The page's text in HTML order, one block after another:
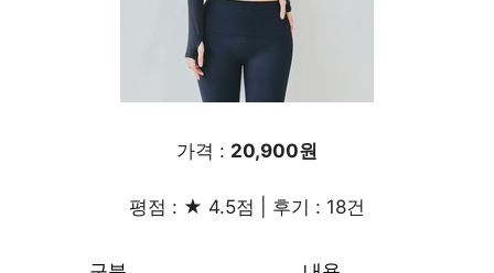
가격 : 20,900원
평점 : ★ 4.5점 | 후기 : 18건